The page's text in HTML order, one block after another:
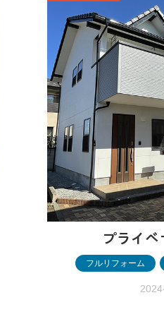
事、内装工事、他修
グ 予算目安 約15万
プライベ
フルリフォーム ,